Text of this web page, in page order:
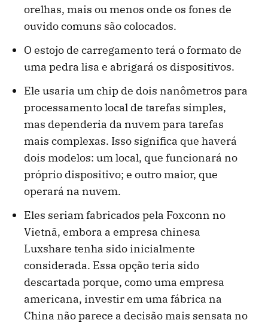
orelhas, mais ou menos onde os fones de
ouvido comuns são colocados.
O estojo de carregamento terá o formato de
uma pedra lisa e abrigará os dispositivos.
Ele usaria um chip de dois nanômetros para
processamento local de tarefas simples,
mas dependeria da nuvem para tarefas
mais complexas. Isso significa que haverá
dois modelos: um local, que funcionará no
próprio dispositivo; e outro maior, que
operará na nuvem.
Eles seriam fabricados pela Foxconn no
Vietnã, embora a empresa chinesa
Luxshare tenha sido inicialmente
considerada. Essa opção teria sido
descartada porque, como uma empresa
americana, investir em uma fábrica na
China não parece a decisão mais sensata no